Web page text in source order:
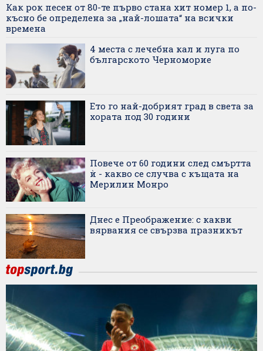
Как рок песен от 80-те първо стана хит номер 1, а по-
късно бе определена за „най-лошата“ на всички
времена
4 места с лечебна кал и луга по
българското Черноморие
Ето го най-добрият град в света за
хората под 30 години
Повече от 60 години след смъртта
ѝ - какво се случва с къщата на
Мерилин Монро
Днес е Преображение: с какви
вярвания се свързва празникът